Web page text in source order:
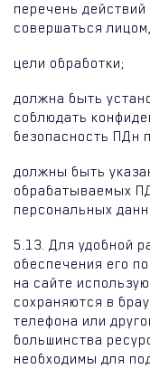
перечень
совершаться
цели обработки;
должна быть
соблюдать
безопасность ПДн
должны быть
обрабатываемых
персональных
5.13. Для удобной
обеспечения его
на сайте
сохраняются в
телефона или
большинства
необходимы для